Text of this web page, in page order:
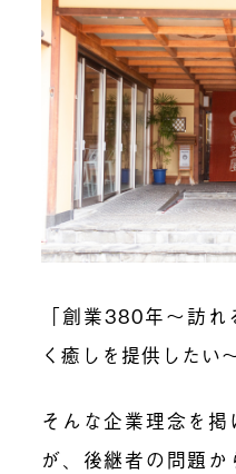
「創業380年～訪
く癒しを提供したい～
そんな企業理念を
が、後継者の問題